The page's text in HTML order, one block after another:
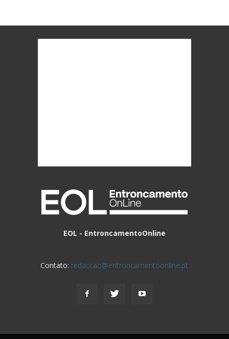
EOL - EntroncamentoOnline
Contato: redaccao@entroncamentoonline.pt